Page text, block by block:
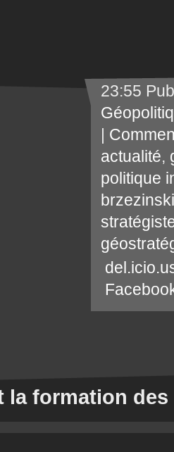
23:55
|
actualité,
politique
brzezinski
la formation